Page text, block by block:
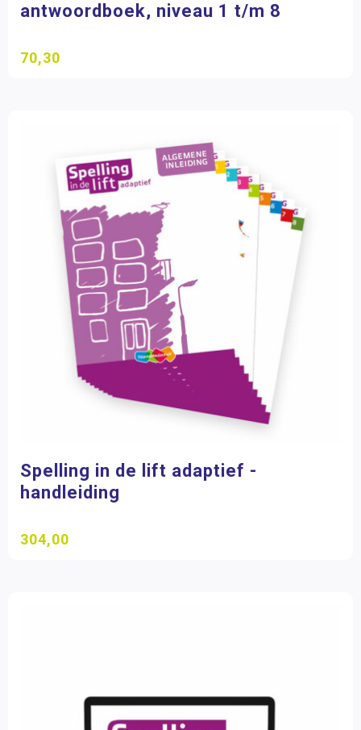
antwoordboek, niveau 1 t/m 8
70,30
Spelling in de lift adaptief -
handleiding
304,00